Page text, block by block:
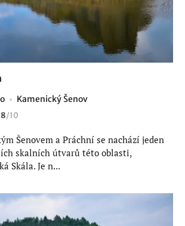
Kamenický Šenov
/10
Šenovem a Práchní se nachází jeden
skalních útvarů této oblasti,
Skála. Je n...